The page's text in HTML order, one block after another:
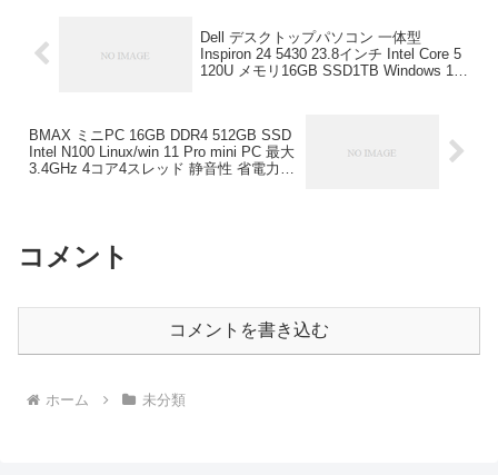
Dell デスクトップパソコン 一体型
Inspiron 24 5430 23.8インチ Intel Core 5
120U メモリ16GB SSD1TB Windows 11
BMAX ミニPC 16GB DDR4 512GB SSD
Intel N100 Linux/win 11 Pro mini PC 最大
3.4GHz 4コア4スレッド 静音性 省電力
コメント
コメントを書き込む
ホーム 未分類